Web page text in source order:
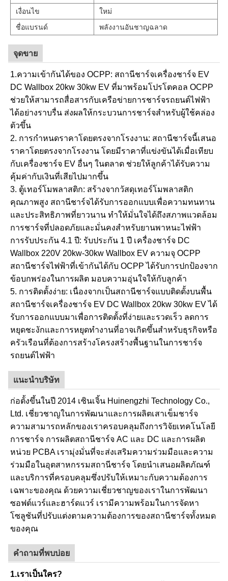
เงื่อนไข
ใหม่
ชื่อแบรนด์
พลังงานอันชาญฉลาด
จุดขาย
1.ความเข้ากันได้ของ OCPP: สถานีชาร์จเครื่องชาร์จ EV
DC Wallbox 20kw 30kw EV ที่มาพร้อมโปรโตคอล OCPP
ช่วยให้สามารถสื่อสารกับเครือข่ายการชาร์จรถยนต์ไฟฟ้า
ได้อย่างราบรื่น ส่งผลให้กระบวนการชาร์จสำหรับผู้ใช้คล่อง
ตัวขึ้น
2. การกำหนดราคาโดยตรงจากโรงงาน: สถานีชาร์จนี้เสนอ
ราคาโดยตรงจากโรงงาน โดยมีราคาที่แข่งขันได้เมื่อเทียบ
กับเครื่องชาร์จ EV อื่นๆ ในตลาด ช่วยให้ลูกค้าได้รับความ
คุ้มค่ากับเงินที่เสียไปมากขึ้น
3. ตู้เทอร์โมพลาสติก: สร้างจากวัสดุเทอร์โมพลาสติก
คุณภาพสูง สถานีชาร์จได้รับการออกแบบเพื่อความทนทาน
และประสิทธิภาพที่ยาวนาน ทำให้มั่นใจได้ถึงสภาพแวดล้อม
การชาร์จที่ปลอดภัยและมั่นคงสำหรับยานพาหนะไฟฟ้า
การรับประกัน 4.1 ปี: รับประกัน 1 ปี เครื่องชาร์จ DC
Wallbox 220V 20kw-30kw Wallbox EV ความจุ OCPP
สถานีชาร์จไฟฟ้าที่เข้ากันได้กับ OCPP ได้รับการปกป้องจาก
ข้อบกพร่องในการผลิต มอบความอุ่นใจให้กับลูกค้า
5. การติดตั้งง่าย: เนื่องจากเป็นสถานีชาร์จแบบติดตั้งบนพื้น
สถานีชาร์จเครื่องชาร์จ EV DC Wallbox 20kw 30kw EV ได้
รับการออกแบบมาเพื่อการติดตั้งที่ง่ายและรวดเร็ว ลดการ
หยุดชะงักและการหยุดทำงานที่อาจเกิดขึ้นสำหรับธุรกิจหรือ
ครัวเรือนที่ต้องการสร้างโครงสร้างพื้นฐานในการชาร์จ
รถยนต์ไฟฟ้า
แนะนำบริษัท
ก่อตั้งขึ้นในปี 2014 เซินเจิ้น Huinengzhi Technology Co.,
Ltd. เชี่ยวชาญในการพัฒนาและการผลิตเสาเข็มชาร์จ
ความสามารถหลักของเราครอบคลุมถึงการวิจัยเทคโนโลยี
การชาร์จ การผลิตสถานีชาร์จ AC และ DC และการผลิต
หน่วย PCBA เรามุ่งมั่นที่จะส่งเสริมความร่วมมือและความ
ร่วมมือในอุตสาหกรรมสถานีชาร์จ โดยนำเสนอผลิตภัณฑ์
และบริการที่ครอบคลุมซึ่งปรับให้เหมาะกับความต้องการ
เฉพาะของคุณ ด้วยความเชี่ยวชาญของเราในการพัฒนา
ซอฟต์แวร์และฮาร์ดแวร์ เรามีความพร้อมในการจัดหา
โซลูชันที่ปรับแต่งตามความต้องการของสถานีชาร์จทั้งหมด
ของคุณ
คำถามที่พบบ่อย
1.เราเป็นใคร?